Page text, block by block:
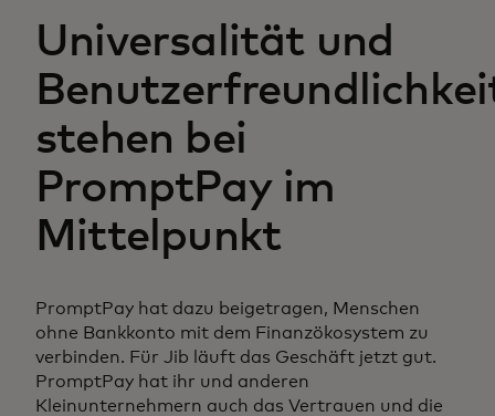
Universalität und
stehen bei
PromptPay im
Mittelpunkt
PromptPay hat dazu beigetragen, Menschen
ohne Bankkonto mit dem Finanzökosystem zu
verbinden. Für Jib läuft das Geschäft jetzt gut.
PromptPay hat ihr und anderen
Kleinunternehmern auch das Vertrauen und die